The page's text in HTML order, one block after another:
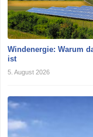
Windenergie: Warum
ist
5. August 2026